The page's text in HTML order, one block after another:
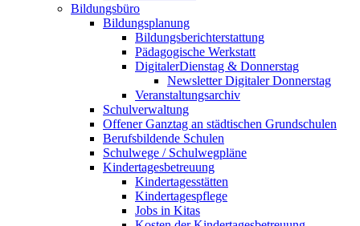
Bildungsbüro
Bildungsplanung
Bildungsberichterstattung
Pädagogische Werkstatt
DigitalerDienstag & Donnerstag
Newsletter Digitaler Donnerstag
Veranstaltungsarchiv
Schulverwaltung
Offener Ganztag an städtischen Grundschulen
Berufsbildende Schulen
Schulwege / Schulwegpläne
Kindertagesbetreuung
Kindertagesstätten
Kindertagespflege
Jobs in Kitas